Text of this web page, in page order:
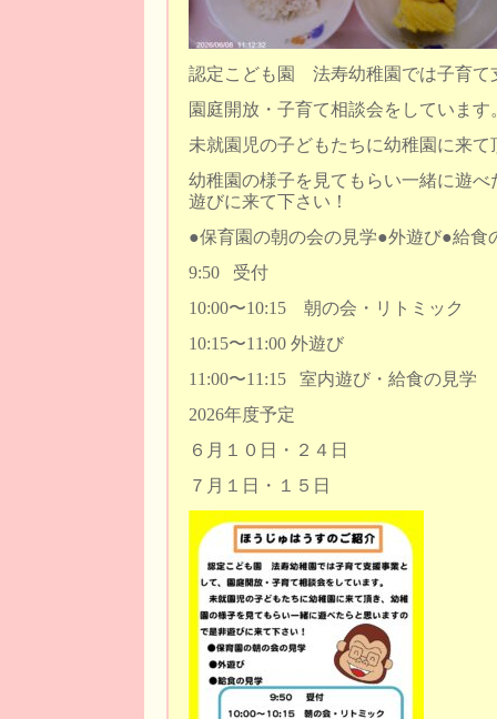
認定こども園 法寿幼稚園では子育て
園庭開放・子育て相談会をしています
未就園児の子どもたちに幼稚園に来て
幼稚園の様子を見てもらい一緒に遊
遊びに来て下さい！
●保育園の朝の会の見学●外遊び●給食
9:50 受付
10:00〜10:15 朝の会・リトミック
10:15〜11:00 外遊び
11:00〜11:15 室内遊び・給食の見学
2026年度予定
６月１０日・２４日
７月１日・１５日